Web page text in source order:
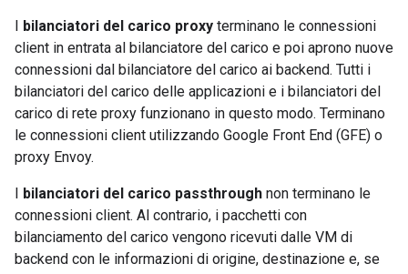
I bilanciatori del carico proxy terminano le connessioni
client in entrata al bilanciatore del carico e poi aprono nuove
connessioni dal bilanciatore del carico ai backend. Tutti i
bilanciatori del carico delle applicazioni e i bilanciatori del
carico di rete proxy funzionano in questo modo. Terminano
le connessioni client utilizzando Google Front End (GFE) o
proxy Envoy.
I bilanciatori del carico passthrough non terminano le
connessioni client. Al contrario, i pacchetti con
bilanciamento del carico vengono ricevuti dalle VM di
backend con le informazioni di origine, destinazione e, se